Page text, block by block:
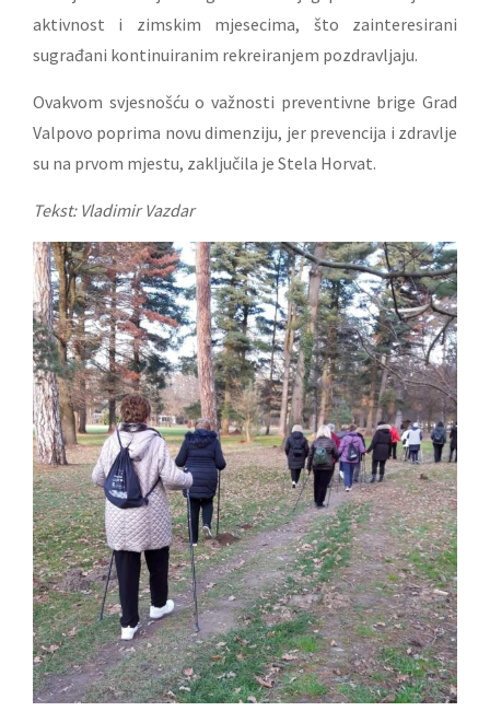
aktivnost i zimskim mjesecima, što zainteresirani
sugrađani kontinuiranim rekreiranjem pozdravljaju.
Ovakvom svjesnošću o važnosti preventivne brige Grad
Valpovo poprima novu dimenziju, jer prevencija i zdravlje
su na prvom mjestu, zaključila je Stela Horvat.
Tekst: Vladimir Vazdar